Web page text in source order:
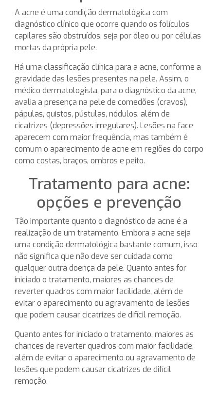
A acne é uma condição dermatológica com
diagnóstico clínico que ocorre quando os folículos
capilares são obstruídos, seja por óleo ou por células
mortas da própria pele.
Há uma classificação clínica para a acne, conforme a
gravidade das lesões presentes na pele. Assim, o
médico dermatologista, para o diagnóstico da acne,
avalia a presença na pele de comedões (cravos),
pápulas, quistos, pústulas, nódulos, além de
cicatrizes (depressões irregulares). Lesões na face
aparecem com maior frequência, mas também é
comum o aparecimento de acne em regiões do corpo
como costas, braços, ombros e peito.
Tratamento para acne:
opções e prevenção
Tão importante quanto o diagnóstico da acne é a
realização de um tratamento. Embora a acne seja
uma condição dermatológica bastante comum, isso
não significa que não deve ser cuidada como
qualquer outra doença da pele. Quanto antes for
iniciado o tratamento, maiores as chances de
reverter quadros com maior facilidade, além de
evitar o aparecimento ou agravamento de lesões
que podem causar cicatrizes de difícil remoção.
Quanto antes for iniciado o tratamento, maiores as
chances de reverter quadros com maior facilidade,
além de evitar o aparecimento ou agravamento de
lesões que podem causar cicatrizes de difícil
remoção.